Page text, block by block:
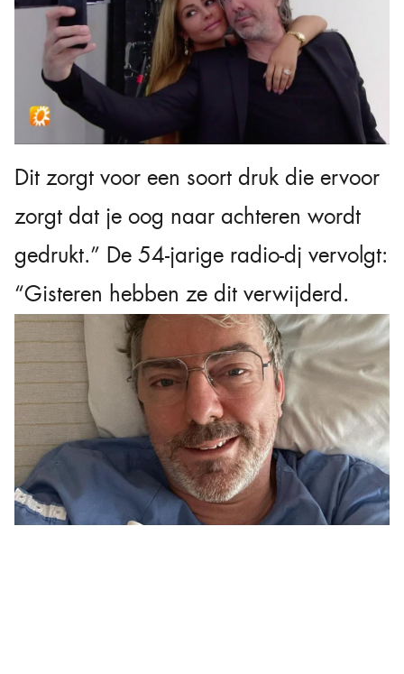
Dit zorgt voor een soort druk die ervoor
zorgt dat je oog naar achteren wordt
gedrukt.” De 54-jarige radio-dj vervolgt:
“Gisteren hebben ze dit verwijderd.